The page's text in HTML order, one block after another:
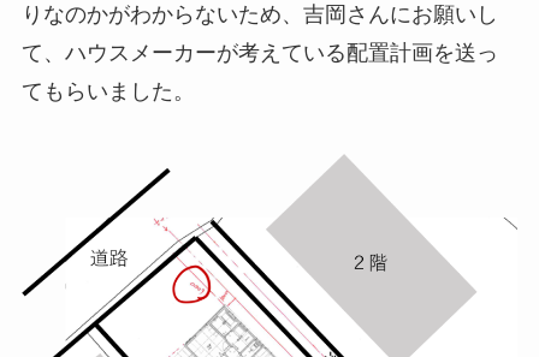
りなのかがわからないため、吉岡さんにお願いし
て、ハウスメーカーが考えている配置計画を送っ
てもらいました。